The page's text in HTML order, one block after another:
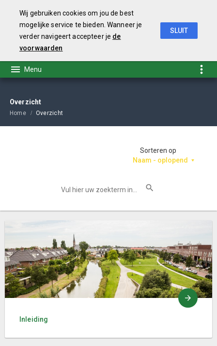
Overzicht
Home Overzicht
Sorteren op
Naam - oplopend
Inleiding
Wij gebruiken cookies om jou de best
mogelijke service te bieden. Wanneer je
verder navigeert accepteer je de
voorwaarden
SLUIT